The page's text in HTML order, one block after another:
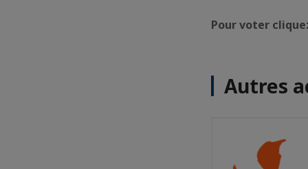
Pour voter
Autres